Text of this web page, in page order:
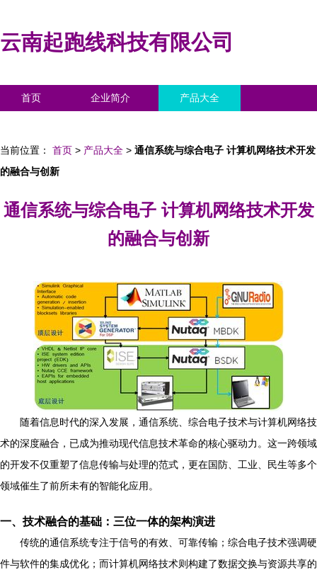
云南起跑线科技有限公司
首页 企业简介 产品大全
当前位置： 首页 > 产品大全 > 通信系统与综合电子 计算机网络技术开发
的融合与创新
通信系统与综合电子 计算机网络技术开发
的融合与创新
随着信息时代的深入发展，通信系统、综合电子技术与计算机网络技
术的深度融合，已成为推动现代信息技术革命的核心驱动力。这一跨领域
的开发不仅重塑了信息传输与处理的范式，更在国防、工业、民生等多个
领域催生了前所未有的智能化应用。
一、技术融合的基础：三位一体的架构演进
传统的通信系统专注于信号的有效、可靠传输；综合电子技术强调硬
件与软件的集成优化；而计算机网络技术则构建了数据交换与资源共享的